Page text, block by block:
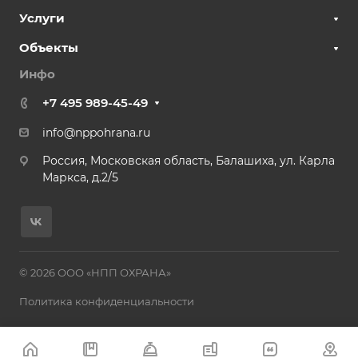
Услуги
Объекты
Инфо
+7 495 989-45-49
info@nppohrana.ru
Россия, Московская область, Балашиха, ул. Карла
Маркса, д.2/5
© 2026 ООО «НПП ОХРАНА»
Политика конфиденциальности